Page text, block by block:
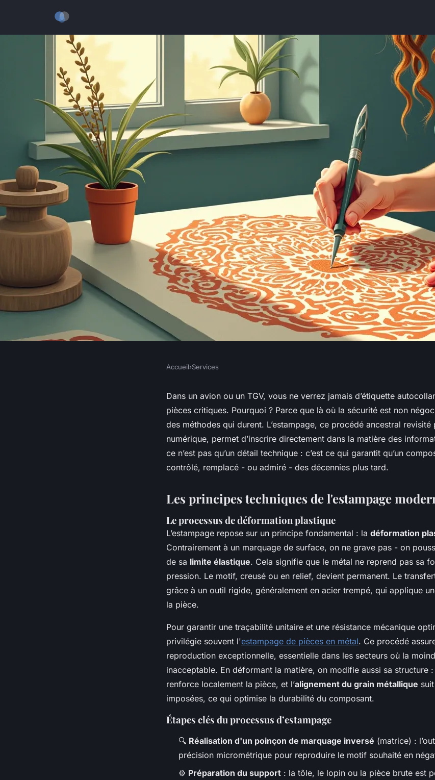
L'estampage : art et technique pour
reproduire des motifs
Accueil›Services
Dans un avion ou un TGV, vous ne verrez jamais d’étiquette
pièces critiques. Pourquoi ? Parce que là où la sécurité est non
des méthodes qui durent. L’estampage, ce procédé ancestral
numérique, permet d’inscrire directement dans la matière des
ce n’est pas qu’un détail technique : c’est ce qui garantit qu’un
contrôlé, remplacé - ou admiré - des décennies plus tard.
Les principes techniques de l'estampage
Le processus de déformation plastique
L’estampage repose sur un principe fondamental : la déformation
Contrairement à un marquage de surface, on ne grave pas - on
de sa limite élastique. Cela signifie que le métal ne reprend pas sa
pression. Le motif, creusé ou en relief, devient permanent. Le
grâce à un outil rigide, généralement en acier trempé, qui applique
la pièce.
Pour garantir une traçabilité unitaire et une résistance mécanique
privilégie souvent l'estampage de pièces en métal. Ce procédé
reproduction exceptionnelle, essentielle dans les secteurs où la
inacceptable. En déformant la matière, on modifie aussi sa structure :
renforce localement la pièce, et l’alignement du grain métallique
imposées, ce qui optimise la durabilité du composant.
Étapes clés du processus d’estampage
🔍 Réalisation d'un poinçon de marquage inversé (matrice) :
précision micrométrique pour reproduire le motif souhaité en
⚙️ Préparation du support : la tôle, le lopin ou la pièce brute est